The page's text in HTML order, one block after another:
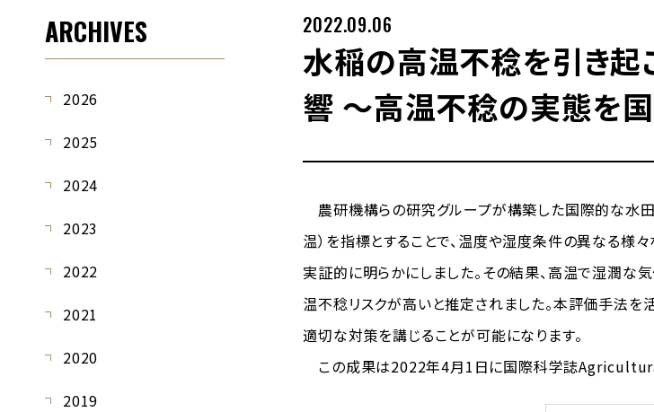
水稲の高温不稔を引き起
響 ～高温不稔の実態を
2022.09.06
農研機構らの研究グループが構築した国際的な水
温）を指標とすることで、温度や湿度条件の異なる
実証的に明らかにしました。その結果、高温で湿潤な
温不稔リスクが高いと推定されました。本評価手法を
適切な対策を講じることが可能になります。
この成果は2022年4月1日に国際科学誌
ARCHIVES
2026
2025
2024
2023
2022
2021
2020
2019